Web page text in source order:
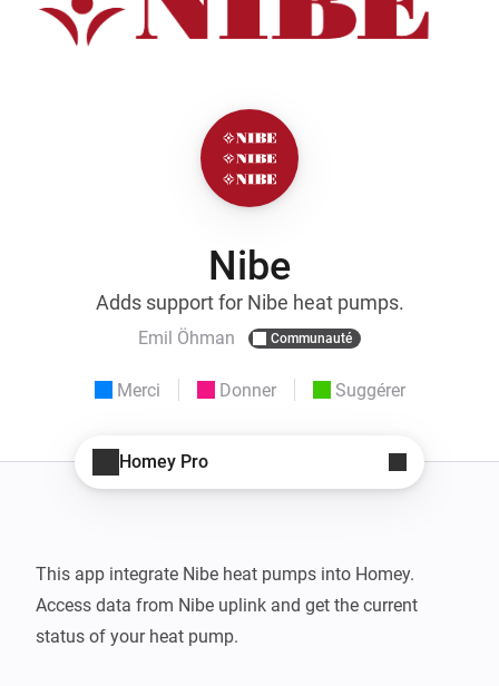
Nibe
Adds support for Nibe heat pumps.
Emil Öhman Communauté
Merci Donner Suggérer
Homey Pro
This app integrate Nibe heat pumps into Homey.
Access data from Nibe uplink and get the current
status of your heat pump.